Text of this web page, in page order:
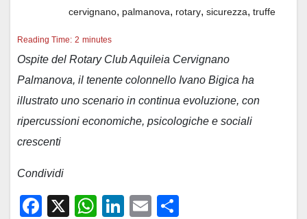
cervignano, palmanova, rotary, sicurezza, truffe
Reading Time: 2 minutes
Ospite del Rotary Club Aquileia Cervignano
Palmanova, il tenente colonnello Ivano Bigica ha
illustrato uno scenario in continua evoluzione, con
ripercussioni economiche, psicologiche e sociali
crescenti
Condividi
F
X
W
Li
E